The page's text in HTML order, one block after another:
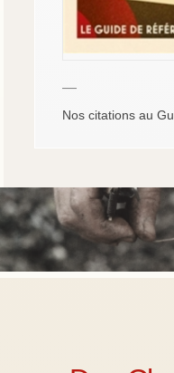
—
Nos citations au